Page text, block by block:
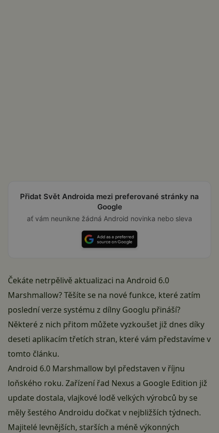
Přidat Svět Androida mezi preferované stránky na
Google
ať vám neunikne žádná Android novinka nebo sleva
Čekáte netrpělivě aktualizaci na Android 6.0
Marshmallow? Těšíte se na nové funkce, které zatím
poslední verze systému z dílny Googlu přináší?
Některé z nich přitom můžete vyzkoušet již dnes díky
deseti aplikacím třetích stran, které vám představíme v
tomto článku.
Android 6.0 Marshmallow byl představen v říjnu
loňského roku. Zařízení řad Nexus a Google Edition již
update dostala, vlajkové lodě velkých výrobců by se
měly šestého Androidu dočkat v nejbližších týdnech.
Majitelé levnějších, starších a méně výkonných